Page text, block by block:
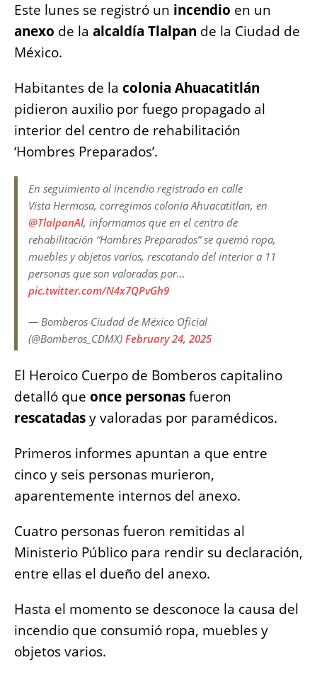
c
e
b
o
o
k
at
s
p
p
ss
e
g
er
ai
l
p
y
n
k
a
re
Este lunes se registró un incendio en un
anexo de la alcaldía Tlalpan de la Ciudad de
México.
Habitantes de la colonia Ahuacatitlán
pidieron auxilio por fuego propagado al
interior del centro de rehabilitación
‘Hombres Preparados’.
En seguimiento al incendio registrado en calle
Vista Hermosa, corregimos colonia Ahuacatitlan, en
@TlalpanAl, informamos que en el centro de
rehabilitación “Hombres Preparados” se quemó ropa,
muebles y objetos varios, rescatando del interior a 11
personas que son valoradas por…
pic.twitter.com/N4x7QPvGh9
— Bomberos Ciudad de México Oficial
(@Bomberos_CDMX) February 24, 2025
El Heroico Cuerpo de Bomberos capitalino
detalló que once personasfueron
rescatadasy valoradas por paramédicos.
Primeros informes apuntan a que entre
cinco y seis personas murieron,
aparentemente internos del anexo.
Cuatro personas fueron remitidas al
Ministerio Público para rendir su declaración,
entre ellas el dueño del anexo.
Hasta el momento se desconoce la causa del
incendio que consumió ropa, muebles y
objetos varios.